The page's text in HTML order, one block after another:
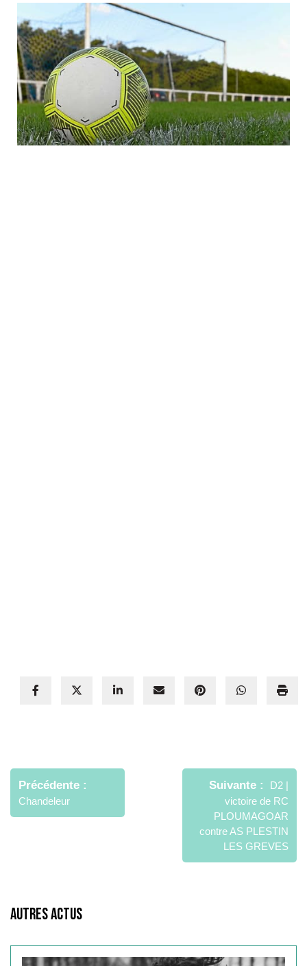
de
l’article
Précédente
Chandeleur
Suivante
D2 |
victoire de RC
PLOUMAGOAR
contre AS PLESTIN
LES GREVES
Autres Actus